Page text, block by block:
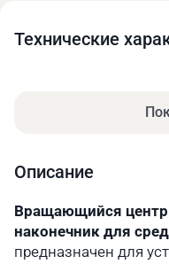
Технические
Описание
Вращающийся центр
наконечник для
предназначен для